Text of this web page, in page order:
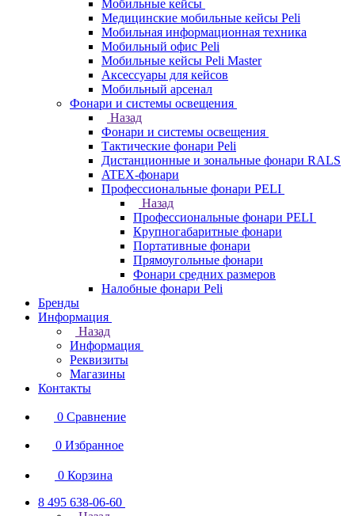
Мобильные кейсы
Медицинские мобильные кейсы Peli
Мобильная информационная техника
Мобильный офис Peli
Мобильные кейсы Peli Master
Аксессуары для кейсов
Мобильный арсенал
Фонари и системы освещения
Назад
Фонари и системы освещения
Тактические фонари Peli
Дистанционные и зональные фонари RALS
ATEX-фонари
Профессиональные фонари PELI
Назад
Профессиональные фонари PELI
Крупногабаритные фонари
Портативные фонари
Прямоугольные фонари
Фонари средних размеров
Налобные фонари Peli
Бренды
Информация
Назад
Информация
Реквизиты
Магазины
Контакты
0 Сравнение
0 Избранное
0 Корзина
8 495 638-06-60